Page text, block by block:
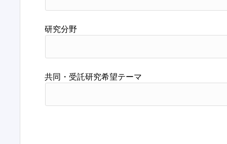
研究分野
共同・受託研究希望テーマ